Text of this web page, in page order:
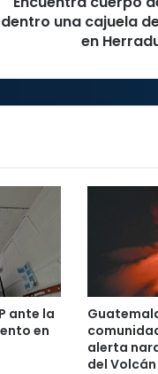
dentro una cajuela
en
ante la
en
alerta
del